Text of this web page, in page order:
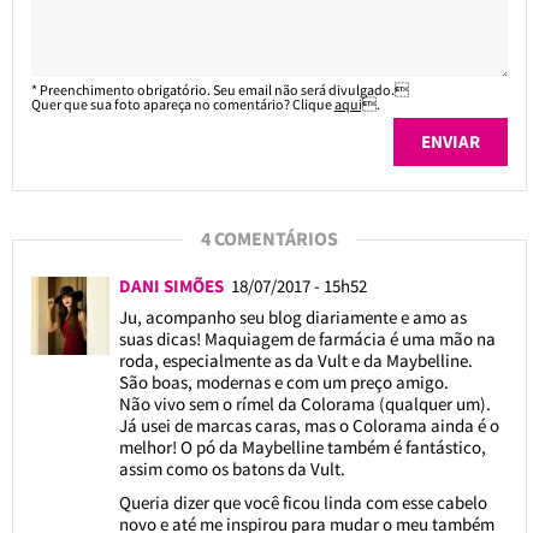
* Preenchimento obrigatório. Seu email não será divulgado.
Quer que sua foto apareça no comentário? Cliqueaqui.
4 COMENTÁRIOS
DANI SIMÕES 18/07/2017 - 15h52
Ju, acompanho seu blog diariamente e amo as
suas dicas! Maquiagem de farmácia é uma mão na
roda, especialmente as da Vult e da Maybelline.
São boas, modernas e com um preço amigo.
Não vivo sem o rímel da Colorama (qualquer um).
Já usei de marcas caras, mas o Colorama ainda é o
melhor! O pó da Maybelline também é fantástico,
assim como os batons da Vult.
Queria dizer que você ficou linda com esse cabelo
novo e até me inspirou para mudar o meu também